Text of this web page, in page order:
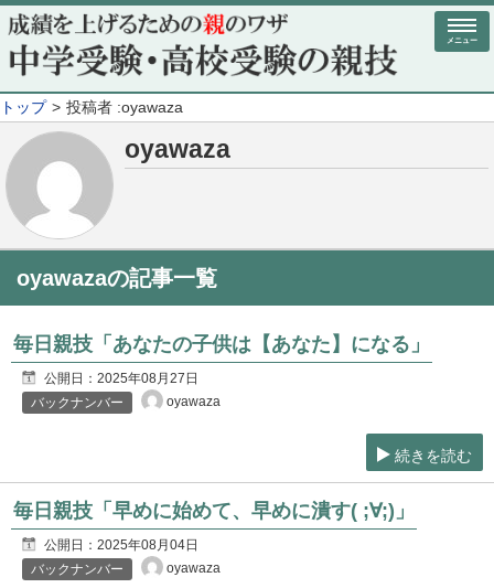
メニュー
トップ 投稿者 :oyawaza
oyawaza
oyawazaの記事一覧
毎日親技「あなたの子供は【あなた】になる」
公開日： 2025年08月27日
バックナンバー
oyawaza
続きを読む
毎日親技「早めに始めて、早めに潰す( ;∀;)」
公開日： 2025年08月04日
バックナンバー
oyawaza